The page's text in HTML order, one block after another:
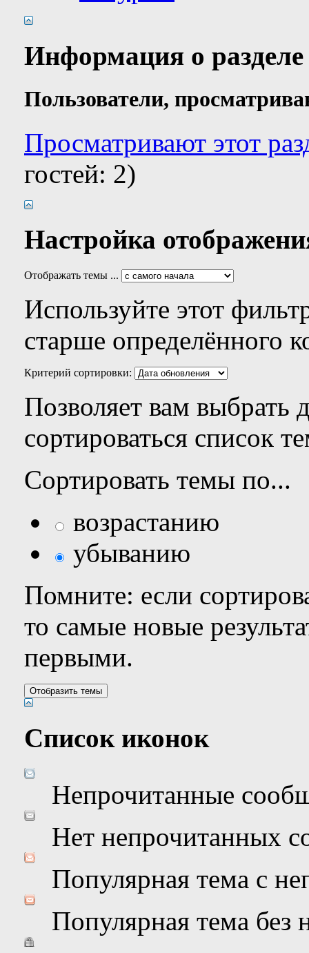
Информация о
Пользователи,
Просматривают этот
гостей: 2)
Настройка
Отображать темы ...
Используйте этот
старше определённого
Критерий сортировки:
Позволяет вам выбрать
сортироваться список
Сортировать темы по...
возрастанию
убыванию
Помните: если
то самые новые
первыми.
Список иконок
Непрочитанные
Нет непрочитанных
Популярная тема с
Популярная тема